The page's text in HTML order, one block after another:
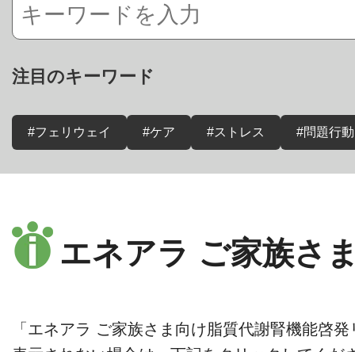
注目のキーワード
#フェリウェイ #ケア #ストレス #問題行動
エネアラ ご家族さ
「エネアラ ご家族さま向け脂質代謝腎機能啓